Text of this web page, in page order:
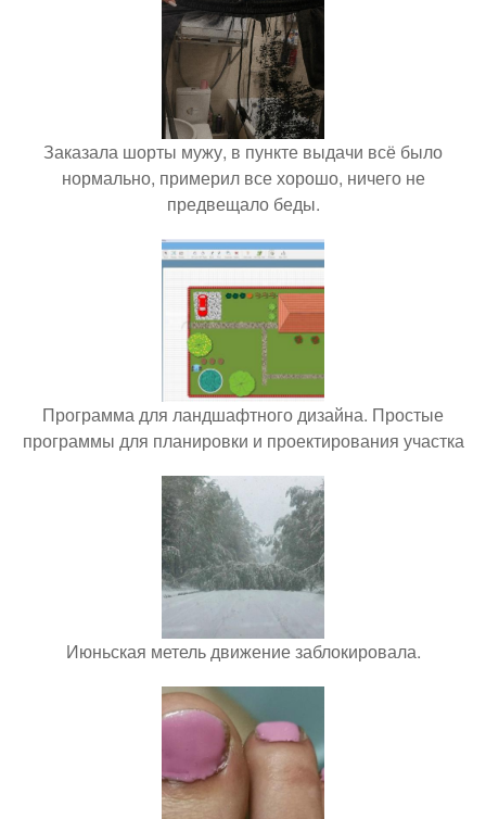
Заказала шорты мужу, в пункте выдачи всё было
нормально, примерил все хорошо, ничего не
предвещало беды.
Программа для ландшафтного дизайна. Простые
программы для планировки и проектирования участка
Июньская метель движение заблокировала.